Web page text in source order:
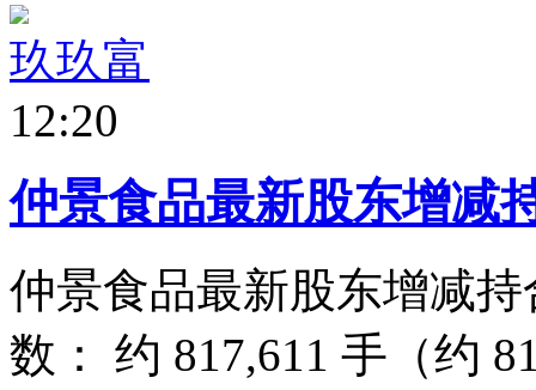
玖玖富
12:20
仲景食品最新股东增减
仲景食品最新股东增减
数： 约 817,611 手（约